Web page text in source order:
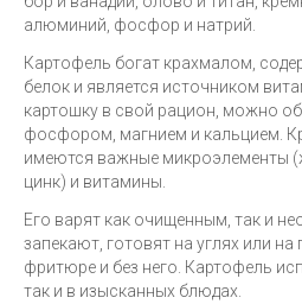
алюминий, фосфор и натрий.
Картофель богат крахмалом,
белок и является источником
картошку в свой рацион, можно
фосфором, магнием и кальцием.
имеются важные микроэлементы
цинк) и витамины.
Его варят как очищенным, так и
запекают, готовят на углях или
фритюре и без него. Картофель
так и в изысканных блюдах.